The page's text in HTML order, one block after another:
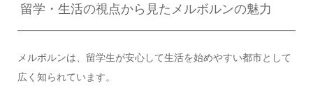
留学・生活の視点から見たメルボルンの魅力
メルボルンは、留学生が安心して生活を始めやすい都市として
広く知られています。